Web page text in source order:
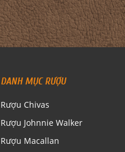
DANH MỤC RƯỢU
Rượu Chivas
Rượu Johnnie Walker
Rượu Macallan